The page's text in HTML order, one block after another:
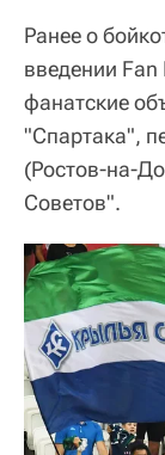
Ранее о
введении Fan
фанатские
"Спартака",
(Ростов-на-
Советов".